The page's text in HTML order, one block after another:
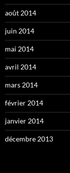
août 2014
juin 2014
mai 2014
avril 2014
mars 2014
février 2014
janvier 2014
décembre 2013